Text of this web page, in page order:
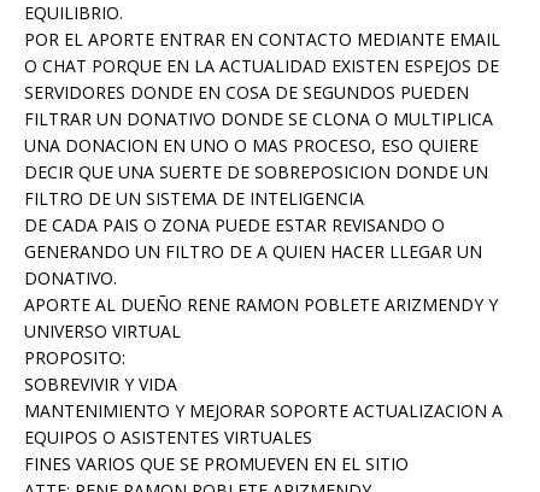
EQUILIBRIO.
POR EL APORTE ENTRAR EN CONTACTO MEDIANTE EMAIL
O CHAT PORQUE EN LA ACTUALIDAD EXISTEN ESPEJOS DE
SERVIDORES DONDE EN COSA DE SEGUNDOS PUEDEN
FILTRAR UN DONATIVO DONDE SE CLONA O MULTIPLICA
UNA DONACION EN UNO O MAS PROCESO, ESO QUIERE
DECIR QUE UNA SUERTE DE SOBREPOSICION DONDE UN
FILTRO DE UN SISTEMA DE INTELIGENCIA
DE CADA PAIS O ZONA PUEDE ESTAR REVISANDO O
GENERANDO UN FILTRO DE A QUIEN HACER LLEGAR UN
DONATIVO.
APORTE AL DUEÑO RENE RAMON POBLETE ARIZMENDY Y
UNIVERSO VIRTUAL
PROPOSITO:
SOBREVIVIR Y VIDA
MANTENIMIENTO Y MEJORAR SOPORTE ACTUALIZACION A
EQUIPOS O ASISTENTES VIRTUALES
FINES VARIOS QUE SE PROMUEVEN EN EL SITIO